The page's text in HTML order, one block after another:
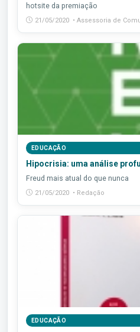
hotsite da premiação
21/05/2020 • Assessoria de
EDUCAÇÃO
Hipocrisia: uma análise
Freud mais atual do que nunca
21/05/2020 • Redação
EDUCAÇÃO